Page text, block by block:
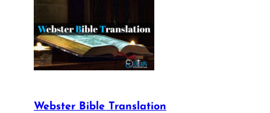
Webster Bible Translation